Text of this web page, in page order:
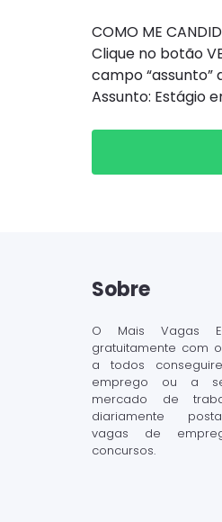
COMO ME
Clique no botão
campo
Assunto: Estágio
Sobre
O Mais Vagas
gratuitamente com
a todos
emprego ou a
mercado de
diariamente
vagas de
concursos.